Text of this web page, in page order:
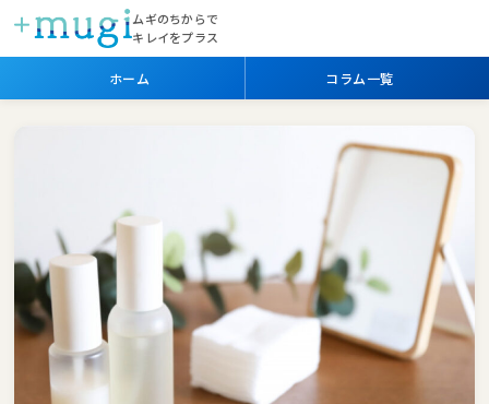
ムギのちからで
キレイをプラス
ホーム コラム一覧